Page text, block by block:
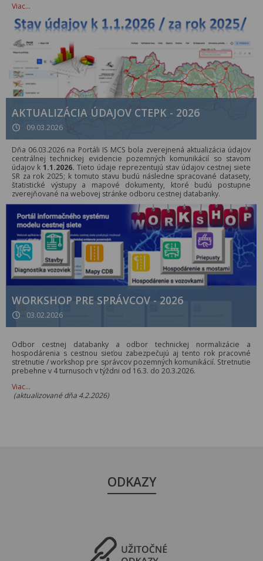
Viac…
AKTUALIZÁCIA ÚDAJOV CTEPK - 2026
09.03.2026
Dňa 06.03.2026 na Portáli IS MCS bola zverejnená aktualizácia údajov
centrálnej technickej evidencie pozemných komunikácií so stavom
údajov k 1.1.2026. Tieto údaje reprezentujú stav údajov cestnej siete
SR za rok 2025; k tomuto stavu budú následne spracované datasety,
štatistické výstupy a mapové dokumenty, ktoré budú postupne
zverejňované na webovej stránke odboru cestnej databanky.
WORKSHOP PRE SPRÁVCOV - 2026
03.02.2026
Odbor cestnej databanky a odbor technickej normalizácie a
hospodárenia s cestnou sieťou zabezpečujú aj tento rok pracovné
stretnutie / workshop pre správcov pozemných komunikácií. Stretnutie
prebehne v 4 turnusoch v týždni od 16.3. do 20.3.2026.
Viac…
(aktualizované dňa 4.2.2026)
ODKAZY